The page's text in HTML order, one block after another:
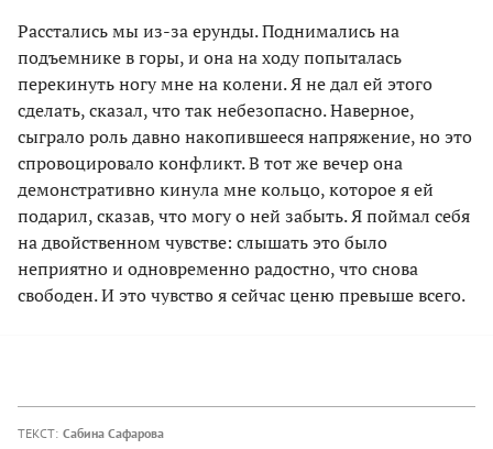
Расстались мы из-за ерунды. Поднимались на
подъемнике в горы, и она на ходу попыталась
перекинуть ногу мне на колени. Я не дал ей этого
сделать, сказал, что так небезопасно. Наверное,
сыграло роль давно накопившееся напряжение, но это
спровоцировало конфликт. В тот же вечер она
демонстративно кинула мне кольцо, которое я ей
подарил, сказав, что могу о ней забыть. Я поймал себя
на двойственном чувстве: слышать это было
неприятно и одновременно радостно, что снова
свободен. И это чувство я сейчас ценю превыше всего.
ТЕКСТ: Сабина Сафарова